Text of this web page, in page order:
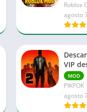
Roblox
agosto
VIP
MOD
PIKPOK
agosto